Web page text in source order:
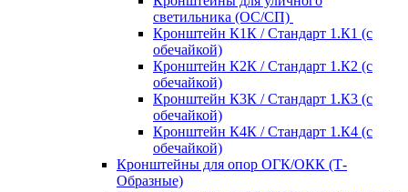
светильника (ОС/СП)
Кронштейн К1К / Стандарт 1.К1 (с
обечайкой)
Кронштейн К2К / Стандарт 1.К2 (с
обечайкой)
Кронштейн К3К / Стандарт 1.К3 (с
обечайкой)
Кронштейн К4К / Стандарт 1.К4 (с
обечайкой)
Кронштейны для опор ОГК/ОКК (Т-
Образные)